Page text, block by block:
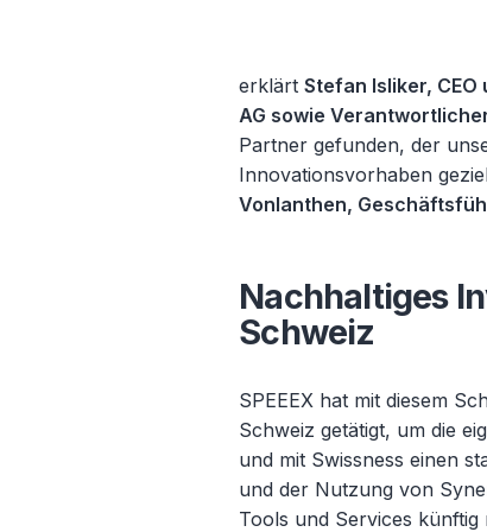
erklärtStefan Isliker,
AG sowie
Partner gefunden, der
Innovationsvorhaben
Vonlanthen,
Nachhaltiges
Schweiz
SPEEEX hat mit diesem
Schweiz getätigt, um die
und mit Swissness einen
und der Nutzung von
Tools und Services